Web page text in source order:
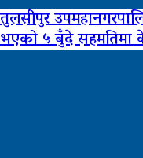
तुलसीपुर
भएको ५ बुँदे